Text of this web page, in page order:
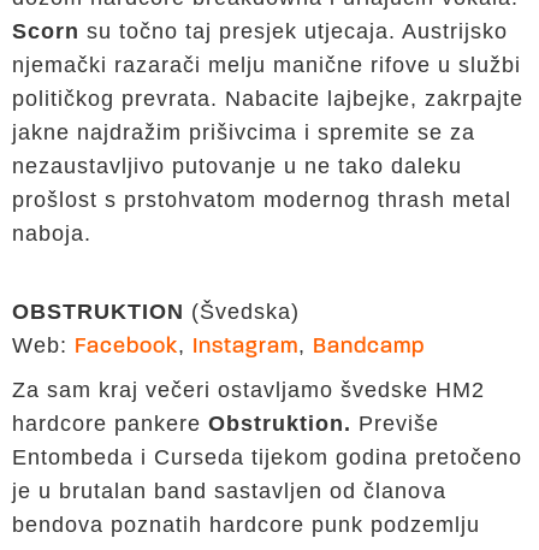
Scorn su točno taj presjek utjecaja. Austrijsko
njemački razarači melju manične rifove u službi
političkog prevrata. Nabacite lajbejke, zakrpajte
jakne najdražim prišivcima i spremite se za
nezaustavljivo putovanje u ne tako daleku
prošlost s prstohvatom modernog thrash metal
naboja.
OBSTRUKTION (Švedska)
Web: Facebook, Instagram, Bandcamp
Za sam kraj večeri ostavljamo švedske HM2
hardcore pankere Obstruktion. Previše
Entombeda i Curseda tijekom godina pretočeno
je u brutalan band sastavljen od članova
bendova poznatih hardcore punk podzemlju